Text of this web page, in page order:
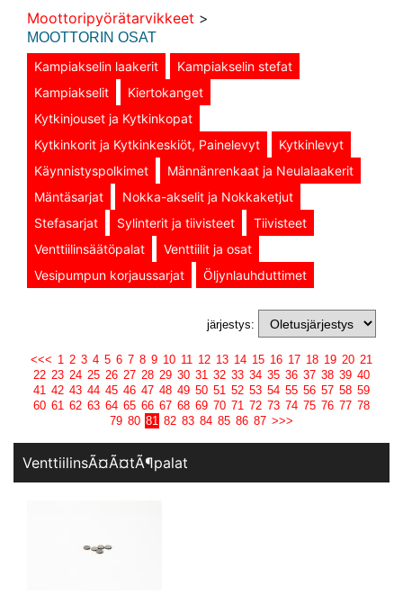
Moottoripyörätarvikkeet >
MOOTTORIN OSAT
Kampiakselin laakerit
Kampiakselin stefat
Kampiakselit
Kiertokanget
Kytkinjouset ja Kytkinkopat
Kytkinkorit ja Kytkinkeskiöt, Painelevyt
Kytkinlevyt
Käynnistyspolkimet
Männänrenkaat ja Neulalaakerit
Mäntäsarjat
Nokka-akselit ja Nokkaketjut
Stefasarjat
Sylinterit ja tiivisteet
Tiivisteet
Venttiilinsäätöpalat
Venttiilit ja osat
Vesipumpun korjaussarjat
Öljynlauhduttimet
järjestys:
<<< 1 2 3 4 5 6 7 8 9 10 11 12 13 14 15 16 17 18 19 20 21
22 23 24 25 26 27 28 29 30 31 32 33 34 35 36 37 38 39 40
41 42 43 44 45 46 47 48 49 50 51 52 53 54 55 56 57 58 59
60 61 62 63 64 65 66 67 68 69 70 71 72 73 74 75 76 77 78
79 80 81 82 83 84 85 86 87 >>>
VenttiilinsÃ¤Ã¤tÃ¶palat